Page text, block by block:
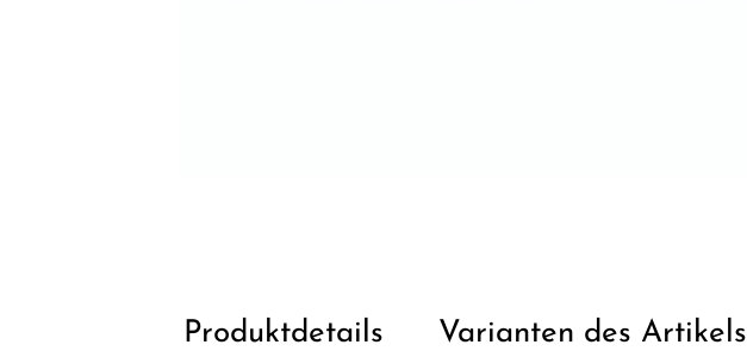
Produktdetails Varianten des Artikels